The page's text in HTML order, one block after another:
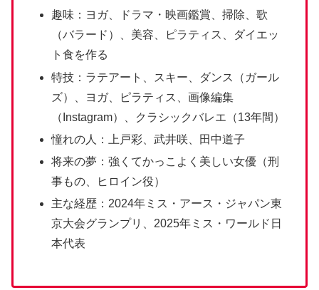
趣味：ヨガ、ドラマ・映画鑑賞、掃除、歌
（バラード）、美容、ピラティス、ダイエッ
ト食を作る
特技：ラテアート、スキー、ダンス（ガール
ズ）、ヨガ、ピラティス、画像編集
（Instagram）、クラシックバレエ（13年間）
憧れの人：上戸彩、武井咲、田中道子
将来の夢：強くてかっこよく美しい女優（刑
事もの、ヒロイン役）
主な経歴：2024年ミス・アース・ジャパン東
京大会グランプリ、2025年ミス・ワールド日
本代表